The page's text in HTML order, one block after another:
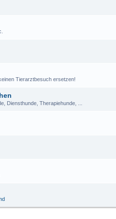
Tierarztbesuch ersetzen!
Diensthunde, Therapiehunde, ...